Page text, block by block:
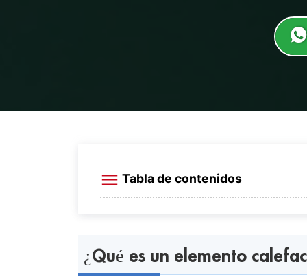
Tabla de contenidos
Datos de referencia para el
¿Qué es un elemento